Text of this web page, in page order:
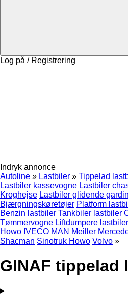
Log på / Registrering
Indryk annonce
Autoline » Lastbiler » Tippelad
Lastbiler kassevogne Lastbiler
Kroghejse Lastbiler glidende
Bjærgningskøretøjer Platform
Benzin lastbiler Tankbiler lastbiler
Tømmervogne Liftdumpere lastbiler
Howo IVECO MAN Meiller
Shacman Sinotruk Howo Volvo »
GINAF tippelad